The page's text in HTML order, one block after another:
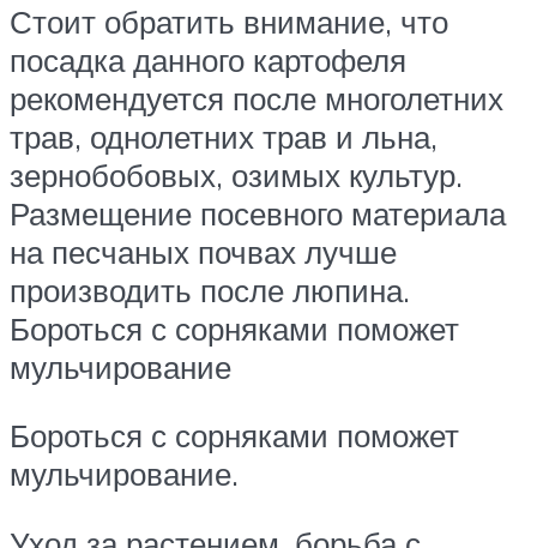
Стоит обратить внимание, что
посадка данного картофеля
рекомендуется после многолетних
трав, однолетних трав и льна,
зернобобовых, озимых культур.
Размещение посевного материала
на песчаных почвах лучше
производить после люпина.
Бороться с сорняками поможет
мульчирование
Бороться с сорняками поможет
мульчирование.